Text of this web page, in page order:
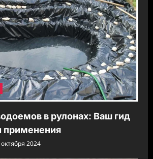
в рулонах: Ваш гид
применения
2024